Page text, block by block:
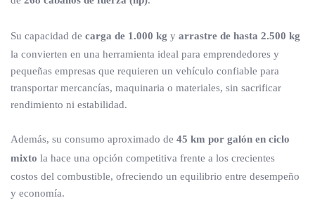
Su capacidad de carga de 1.000 kg y arrastre de hasta 2.500 kg
la convierten en una herramienta ideal para emprendedores y
pequeñas empresas que requieren un vehículo confiable para
transportar mercancías, maquinaria o materiales, sin sacrificar
rendimiento ni estabilidad.
Además, su consumo aproximado de 45 km por galón en ciclo
mixto la hace una opción competitiva frente a los crecientes
costos del combustible, ofreciendo un equilibrio entre desempeño
y economía.